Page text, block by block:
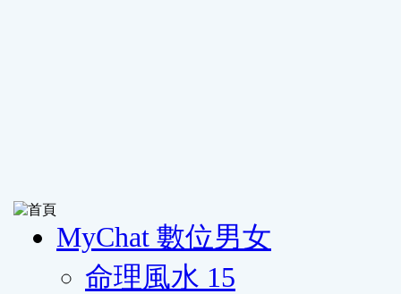
MyChat 數位男女
命理風水 15